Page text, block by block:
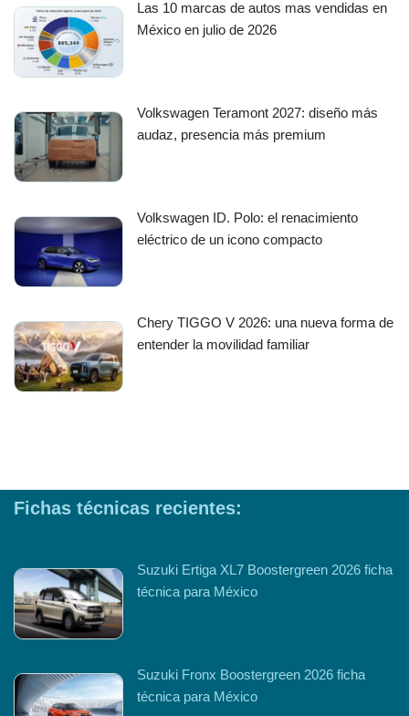
Las 10 marcas de autos mas vendidas en
México en julio de 2026
Volkswagen Teramont 2027: diseño más
audaz, presencia más premium
Volkswagen ID. Polo: el renacimiento
eléctrico de un icono compacto
Chery TIGGO V 2026: una nueva forma de
entender la movilidad familiar
Fichas técnicas recientes:
Suzuki Ertiga XL7 Boostergreen 2026 ficha
técnica para México
Suzuki Fronx Boostergreen 2026 ficha
técnica para México